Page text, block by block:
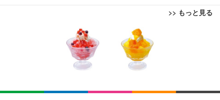
>> もっと見る
EIZO ビジネス向けプレミアムモニター | FlexScan
EV3240X-WT | 31.5型4K UHD・USB Type-C・ホワ
イト
￥105,595
EIZO ビジネス向けプレミアムモニター | FlexScan
【ミニPC 最強 ゲーミング PC】GMKtec NucBox K
8 PlusミニPCゲーミング AMD R7 8845HS搭載 【R
9 7940HS/8745HS/H255より上位】Radeon 780M | 1
28GB DDR5拡張可能 32GB DDR5+1TB SSD |Oculi
nk・USB4.0×2 | Win11 Pro 5.1GHz | Win11 Pro | 8
￥122,848
【法人向け・5年安定ビジネスに最適】GMKtec ミニ
Bluetoothイヤホン ワイヤレスイヤホン IPX7防水
最大60時間再生 2026年最新Bluetooth6.0ブルートゥ
ースイヤホン 全音域HIFI音質低遅延接続瞬時 片耳/
両耳 WEB会議/運動/ゲーム/通学通勤/スポーツ/音楽
用iPhone/Android対応 (002 black)
￥999
Grithope イヤホン タイプC【2026新モデル 耐久